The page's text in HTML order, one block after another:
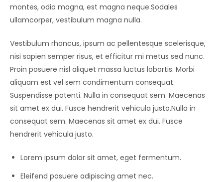
montes, odio magna, est magna neque.Sodales
ullamcorper, vestibulum magna nulla.
Vestibulum rhoncus, ipsum ac pellentesque scelerisque,
nisi sapien semper risus, et efficitur mi metus sed nunc.
Proin posuere nisl aliquet massa luctus lobortis. Morbi
aliquam est vel sem condimentum consequat.
Suspendisse potenti. Nulla in consequat sem. Maecenas
sit amet ex dui. Fusce hendrerit vehicula justo.Nulla in
consequat sem. Maecenas sit amet ex dui. Fusce
hendrerit vehicula justo.
Lorem ipsum dolor sit amet, eget fermentum.
Eleifend posuere adipiscing amet nec.